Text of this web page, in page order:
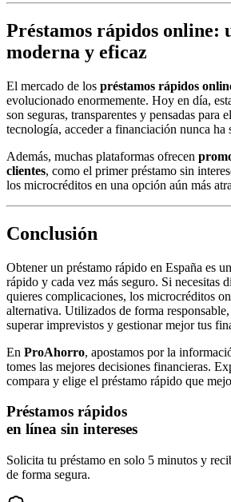
Préstamos rápidos online:
moderna y eficaz
El mercado de los préstamos rápidos
evolucionado enormemente. Hoy en día,
son seguras, transparentes y pensadas para
tecnología, acceder a financiación nunca ha
Además, muchas plataformas ofrecen
clientes, como el primer préstamo sin
los microcréditos en una opción aún más
Conclusión
Obtener un préstamo rápido en España es
rápido y cada vez más seguro. Si necesitas
quieres complicaciones, los microcréditos
alternativa. Utilizados de forma
superar imprevistos y gestionar mejor tus
En ProAhorro, apostamos por la
tomes las mejores decisiones financieras.
compara y elige el préstamo rápido que
Préstamos rápidos
en línea sin intereses
Solicita tu préstamo en solo 5 minutos y
de forma segura.